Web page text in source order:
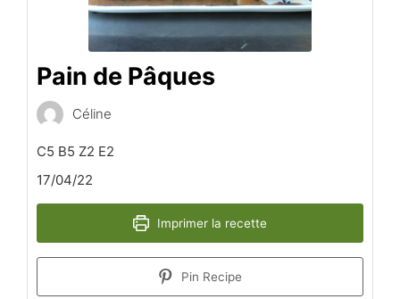
Pain de Pâques
Céline
C5 B5 Z2 E2
17/04/22
Imprimer la recette
Pin Recipe